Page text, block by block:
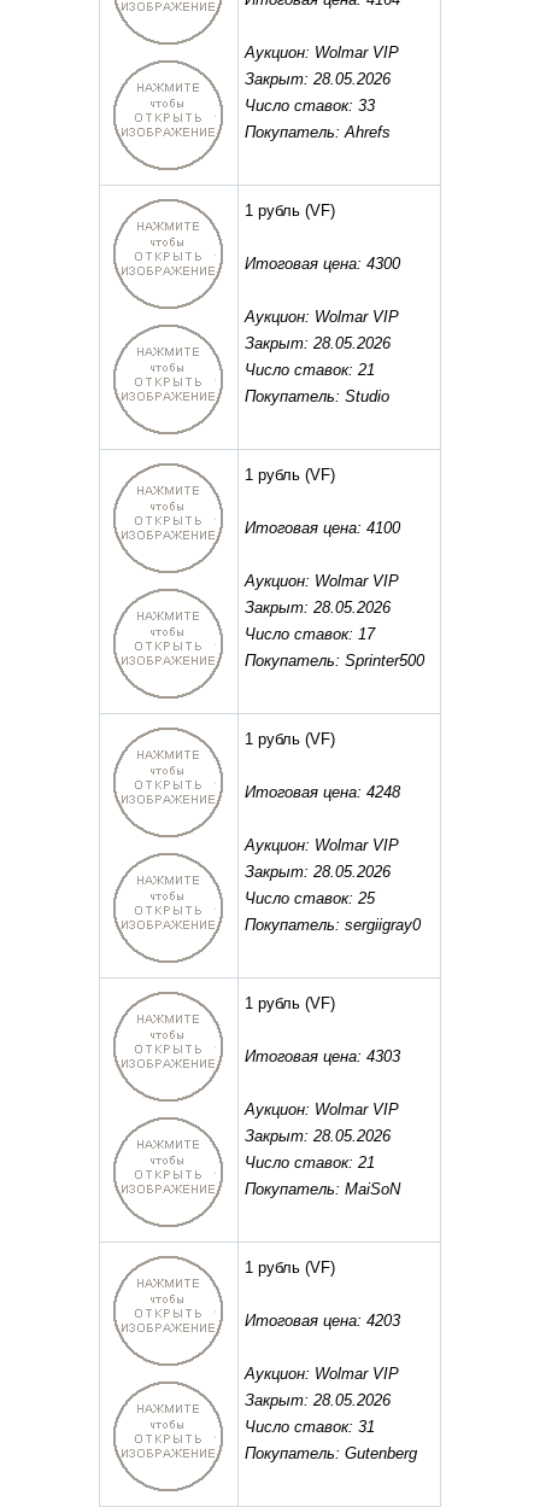
Аукцион: Wolmar VIP
Закрыт: 28.05.2026
Число ставок: 33
Покупатель: Ahrefs
1 рубль (VF)
Итоговая цена: 4300
Аукцион: Wolmar VIP
Закрыт: 28.05.2026
Число ставок: 21
Покупатель: Studio
1 рубль (VF)
Итоговая цена: 4100
Аукцион: Wolmar VIP
Закрыт: 28.05.2026
Число ставок: 17
Покупатель: Sprinter500
1 рубль (VF)
Итоговая цена: 4248
Аукцион: Wolmar VIP
Закрыт: 28.05.2026
Число ставок: 25
Покупатель: sergiigray0
1 рубль (VF)
Итоговая цена: 4303
Аукцион: Wolmar VIP
Закрыт: 28.05.2026
Число ставок: 21
Покупатель: MaiSoN
1 рубль (VF)
Итоговая цена: 4203
Аукцион: Wolmar VIP
Закрыт: 28.05.2026
Число ставок: 31
Покупатель: Gutenberg